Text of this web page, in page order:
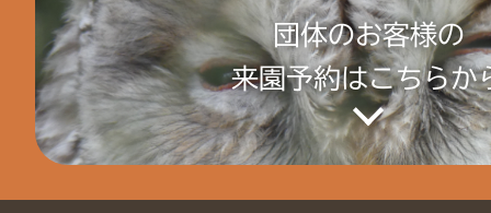
団体のお客様の
来園予約はこちらか